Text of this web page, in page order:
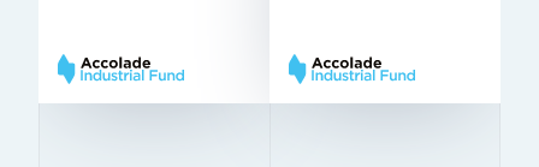
EN ALQUILER EN ALQUILER